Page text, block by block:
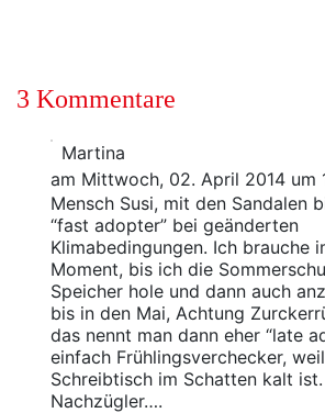
3 Kommentare
Martina
am Mittwoch, 02. April 2014 um
Mensch Susi, mit den Sandalen
“fast adopter” bei geänderten
Klimabedingungen. Ich brauche
Moment, bis ich die
Speicher hole und dann auch
bis in den Mai, Achtung
das nennt man dann eher “late
einfach Frühlingsverchecker,
Schreibtisch im Schatten kalt
Nachzügler….